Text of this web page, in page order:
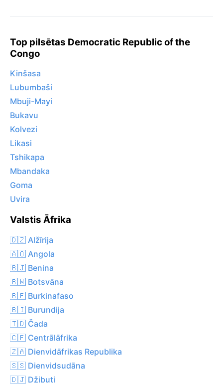
Top pilsētas Democratic Republic of the
Congo
Kinšasa
Lubumbaši
Mbuji-Mayi
Bukavu
Kolvezi
Likasi
Tshikapa
Mbandaka
Goma
Uvira
Valstis Āfrika
🇩🇿 Alžīrija
🇦🇴 Angola
🇧🇯 Benina
🇧🇼 Botsvāna
🇧🇫 Burkinafaso
🇧🇮 Burundija
🇹🇩 Čada
🇨🇫 Centrālāfrika
🇿🇦 Dienvidāfrikas Republika
🇸🇸 Dienvidsudāna
🇩🇯 Džibuti